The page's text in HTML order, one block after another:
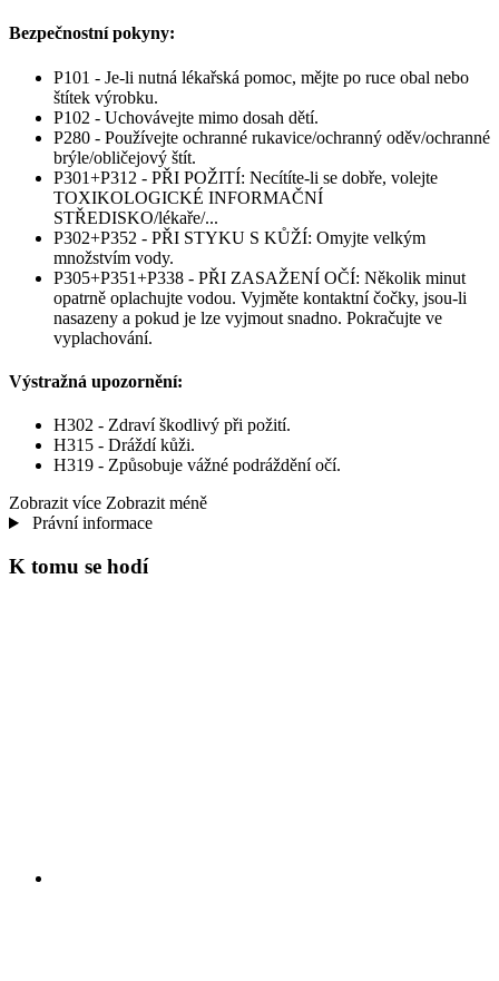
Bezpečnostní pokyny:
P101 - Je-li nutná lékařská pomoc, mějte po ruce obal nebo
štítek výrobku.
P102 - Uchovávejte mimo dosah dětí.
P280 - Používejte ochranné rukavice/ochranný oděv/ochranné
brýle/obličejový štít.
P301+P312 - PŘI POŽITÍ: Necítíte-li se dobře, volejte
TOXIKOLOGICKÉ INFORMAČNÍ
STŘEDISKO/lékaře/...
P302+P352 - PŘI STYKU S KŮŽÍ: Omyjte velkým
množstvím vody.
P305+P351+P338 - PŘI ZASAŽENÍ OČÍ: Několik minut
opatrně oplachujte vodou. Vyjměte kontaktní čočky, jsou-li
nasazeny a pokud je lze vyjmout snadno. Pokračujte ve
vyplachování.
Výstražná upozornění:
H302 - Zdraví škodlivý při požití.
H315 - Dráždí kůži.
H319 - Způsobuje vážné podráždění očí.
Zobrazit více Zobrazit méně
Právní informace
K tomu se hodí